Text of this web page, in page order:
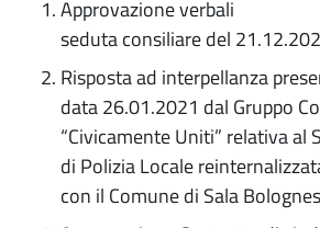
Approvazione verbali
seduta consiliare del
Risposta ad interpellanza
data 26.01.2021 dal Gruppo
“Civicamente Uniti” relativa al
di Polizia Locale
con il Comune di Sala